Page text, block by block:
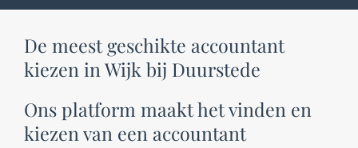
De meest geschikte accountant
kiezen in Wijk bij Duurstede
Ons platform maakt het vinden en
kiezen van een accountant